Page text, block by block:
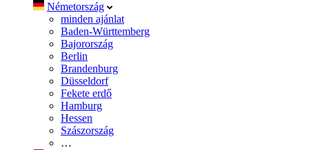
Németország
minden ajánlat
Baden-Württemberg
Bajorország
Berlin
Brandenburg
Düsseldorf
Fekete erdő
Hamburg
Hessen
Szászország
…